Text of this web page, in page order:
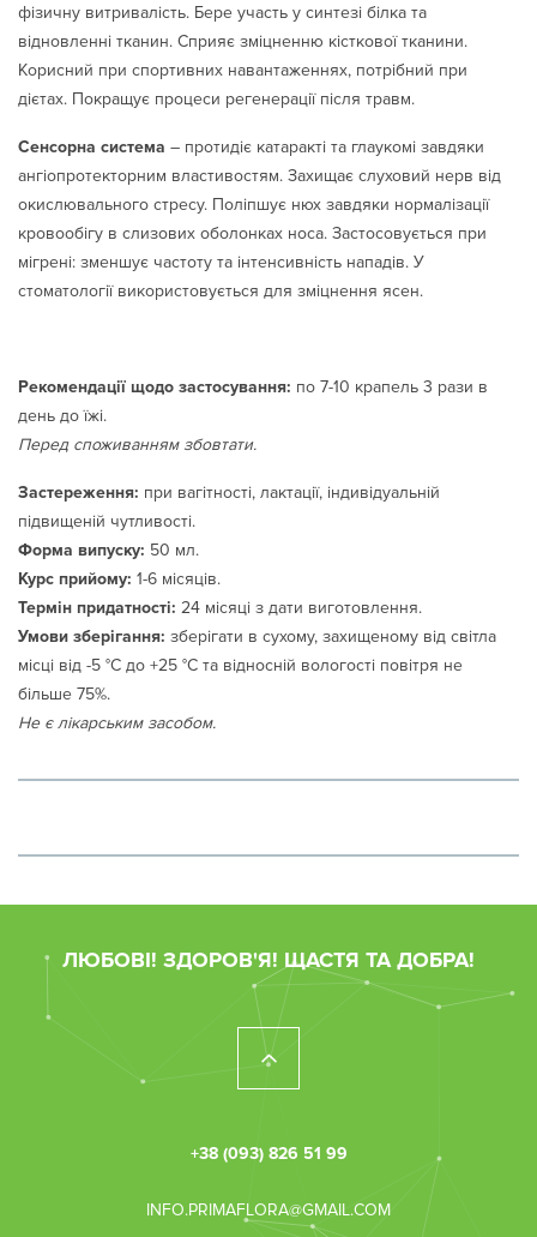
фізичну витривалість. Бере участь у синтезі білка та
відновленні тканин. Сприяє зміцненню кісткової тканини.
Корисний при спортивних навантаженнях, потрібний при
дієтах. Покращує процеси регенерації після травм.
Сенсорна система – протидіє катаракті та глаукомі завдяки
ангіопротекторним властивостям. Захищає слуховий нерв від
окислювального стресу. Поліпшує нюх завдяки нормалізації
кровообігу в слизових оболонках носа. Застосовується при
мігрені: зменшує частоту та інтенсивність нападів. У
стоматології використовується для зміцнення ясен.
Рекомендації щодо застосування: по 7-10 крапель 3 рази в
день до їжі.
Перед споживанням збовтати.
Застереження: при вагітності, лактації, індивідуальній
підвищеній чутливості.
Форма випуску: 50 мл.
Курс прийому: 1-6 місяців.
Термін придатності: 24 місяці з дати виготовлення.
Умови зберігання: зберігати в сухому, захищеному від світла
місці від -5 °С до +25 °С та відносній вологості повітря не
більше 75%.
Не є лікарським засобом.
ЛЮБОВІ! ЗДОРОВ'Я! ЩАСТЯ ТА ДОБРА!
+38 (093) 826 51 99
INFO.PRIMAFLORA@GMAIL.COM